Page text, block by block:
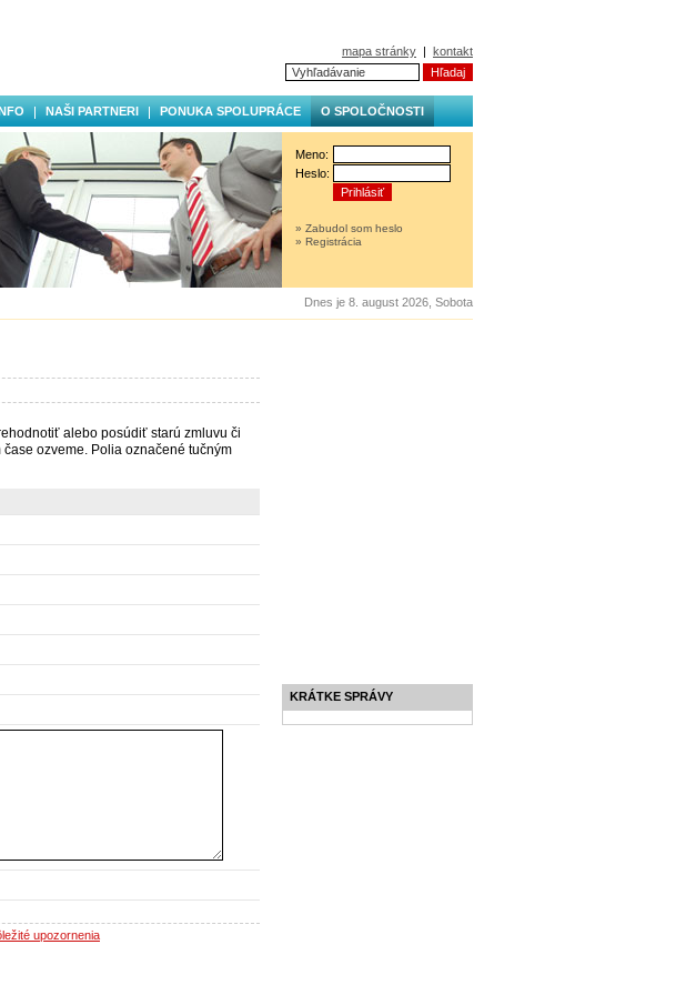
mapa stránky | kontakt
NAŠI PARTNERI PONUKA SPOLUPRÁCE O SPOLOČNOSTI
Meno:
Heslo:
» Zabudol som heslo
» Registrácia
služieb. Dnes je 8. august 2026, Sobota
alebo posúdiť starú zmluvu či
ozveme. Polia označené tučným
upozornenia
KRÁTKE SPRÁVY